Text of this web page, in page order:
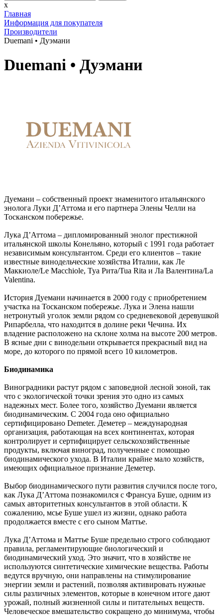
x
Главная
Информация для покупателя
Производители
Duemani • Дуэмани
Duemani • Дуэмани
Дуемани – собственный проект знаменитого итальянского
энолога Луки Д’Аттома и его партнера Элены Челли на
Тосканском побережье.
Лука Д’Аттома – дипломированный энолог престижной
итальянской школы Конельяно, который с 1991 года работает
независимым консультантом. Среди его клиентов – такие
известные винодельческие хозяйства Италии, как Ле
Маккиоле/Le Macchiole, Туа Рита/Tua Rita и Ла Валентина/La
Valentina.
История Дуемани начинается в 2000 году с приобретением
участка на Тосканском побережье. Лука и Элена нашли
нетронутый уголок земли рядом со средневековой деревушкой
Рипарбелла, что находится в долине реки Чечина. Их
владение расположено на склоне холма на высоте 200 метров.
В ясные дни с винодельни открывается прекрасный вид на
море, до которого по прямой всего 10 километров.
Биодинамика
Виноградники растут рядом с заповедной лесной зоной, так
что с экологической точки зрения это одно из самых
надежных мест. Более того, хозяйство Дуемани является
биодинамическим. С 2004 года оно официально
сертифицировано Demeter. Деметер – международная
организация, работающая на всех континентах, которая
контролирует и сертифицирует сельскохозяйственные
продукты, включая виноград, полученные с помощью
биодинамического ухода. В Италии крайне мало хозяйств,
имеющих официальное признание Деметер.
Выбор биодинамического пути развития случился после того,
как Лука Д’Аттома познакомился с Франсуа Буше, одним из
самых авторитетных консультантов в этой области. К
сожалению, мсье Буше ушел из жизни, однако работа
продолжается вместе с его сыном Маттье.
Лука Д’Аттома и Маттье Буше предельно строго соблюдают
правила, регламентирующие биологический и
биодинамический уход. Это значит, что в хозяйстве не
используются синтетические химические вещества. Работы
ведутся вручную, они направлены на стимулирование
энергии земли и растений, позволяя активировать нужные
силы различных элементов, которые в конечном итоге дают
урожай, полный жизненной силы и питательных веществ.
Человеческое вмешательство сокращено до минимума, чтобы